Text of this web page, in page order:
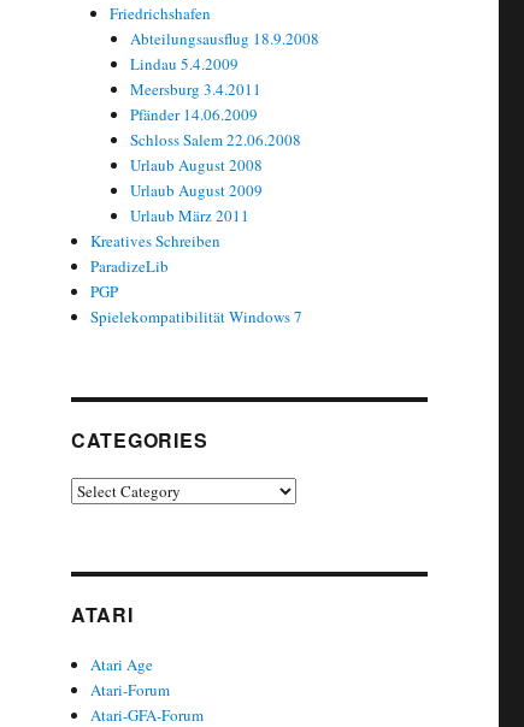
Friedrichshafen
Abteilungsausflug 18.9.2008
Lindau 5.4.2009
Meersburg 3.4.2011
Pfänder 14.06.2009
Schloss Salem 22.06.2008
Urlaub August 2008
Urlaub August 2009
Urlaub März 2011
Kreatives Schreiben
ParadizeLib
PGP
Spielekompatibilität Windows 7
CATEGORIES
Categories
ATARI
Atari Age
Atari-Forum
Atari-GFA-Forum